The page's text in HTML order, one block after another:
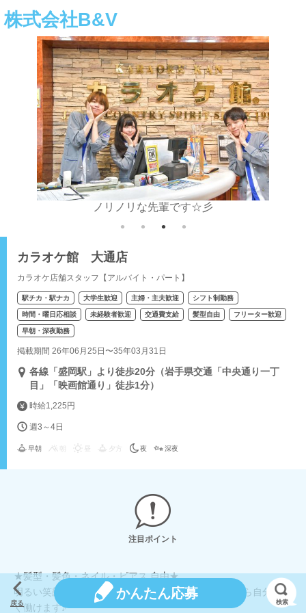
株式会社B&V
ノリノリな先輩です☆彡
カラオケ館 大通店
カラオケ店舗スタッフ【アルバイト・パート】
駅チカ・駅ナカ 大学生歓迎 主婦・主夫歓迎 シフト制勤務
時間・曜日応相談 未経験者歓迎 交通費支給 髪型自由 フリーター歓迎
早朝・深夜勤務
掲載期間 26年06月25日〜35年03月31日
各線「盛岡駅」より徒歩20分（岩手県交通「中央通り一丁
目」「映画館通り」徒歩1分）
時給1,225円
週3～4日
早朝 夕方 夜 深夜
注目ポイント
★髪型・髪色・ネイル・ピアス 自由★
明るい笑顔と清潔感があれば、おしゃれも楽しみながら自分らし
く働けます♪
戻る
かんたん応募
検索